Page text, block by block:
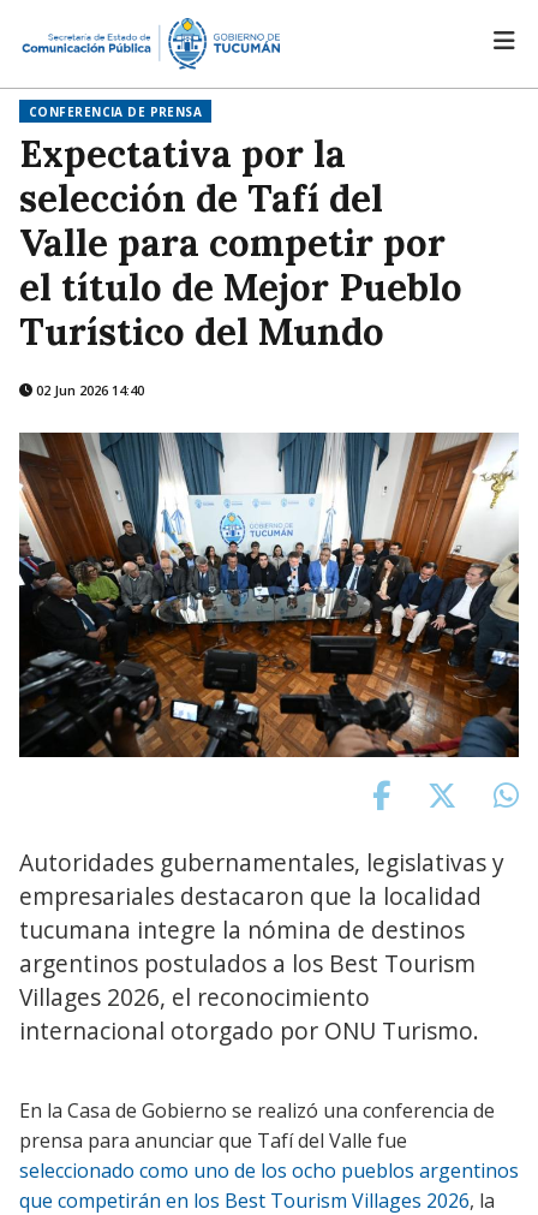
CONFERENCIA DE PRENSA
Expectativa por la
selección de Tafí del
Valle para competir por
el título de Mejor Pueblo
Turístico del Mundo
02 Jun 2026 14:40
Autoridades gubernamentales, legislativas y
empresariales destacaron que la localidad
tucumana integre la nómina de destinos
argentinos postulados a los Best Tourism
Villages 2026, el reconocimiento
internacional otorgado por ONU Turismo.
En la Casa de Gobierno se realizó una conferencia de
prensa para anunciar que Tafí del Valle fue
seleccionado como uno de los ocho pueblos argentinos
que competirán en los Best Tourism Villages 2026, la